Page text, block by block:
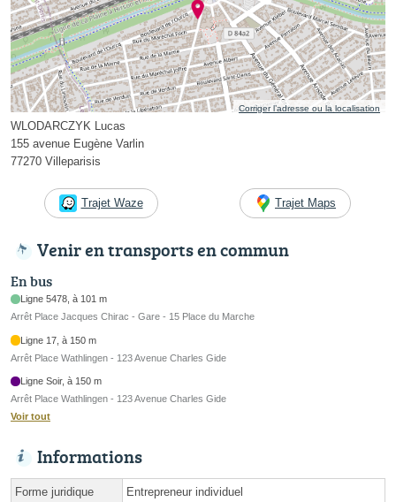
Corriger l’adresse ou la localisation
WLODARCZYK Lucas
155 avenue Eugène Varlin
77270 Villeparisis
Trajet Waze Trajet Maps
Venir en transports en commun
En bus
Ligne 5478, à 101 m
Arrêt Place Jacques Chirac - Gare - 15 Place du Marche
Ligne 17, à 150 m
Arrêt Place Wathlingen - 123 Avenue Charles Gide
Ligne Soir, à 150 m
Arrêt Place Wathlingen - 123 Avenue Charles Gide
Voir tout
Informations
Forme juridique Entrepreneur individuel